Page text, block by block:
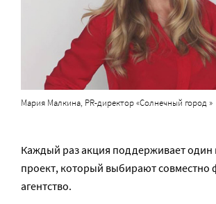
Мария Малкина, PR-директор «Солнечный город »
Каждый раз акция поддерживает один
проект, который выбирают совместно
агентство.